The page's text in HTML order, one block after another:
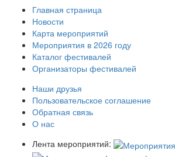
Главная страница
Новости
Карта мероприятий
Мероприятия в 2026 году
Каталог фестивалей
Организаторы фестивалей
Наши друзья
Пользовательское соглашение
Обратная связь
О нас
Лента мероприятий: